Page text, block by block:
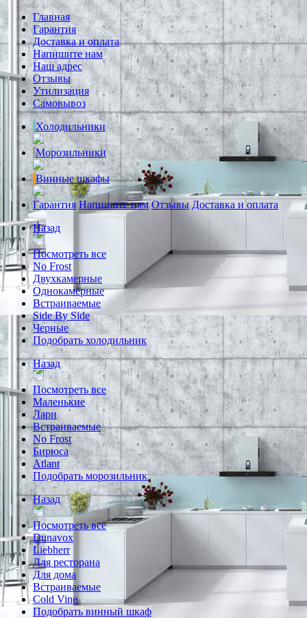
Главная
Гарантия
Доставка и оплата
Напишите нам
Наш адрес
Отзывы
Утилизация
Самовывоз
Холодильники
Морозильники
Винные шкафы
Гарантия Напишите нам Отзывы Доставка и оплата
Назад
Посмотреть все
No Frost
Двухкамерные
Однокамерные
Встраиваемые
Side By Side
Черные
Подобрать холодильник
Назад
Посмотреть все
Маленькие
Лари
Встраиваемые
No Frost
Бирюса
Atlant
Подобрать морозильник
Назад
Посмотреть все
Dunavox
Liebherr
Для ресторана
Для дома
Встраиваемые
Cold Vine
Подобрать винный шкаф